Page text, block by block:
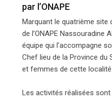
par l’ONAPE
Marquant le quatrième site
de l’ONAPE Nassouradine
équipe qui l’accompagne
Chef lieu de la Province du
et femmes de cette localité.
Les activités réalisées sont